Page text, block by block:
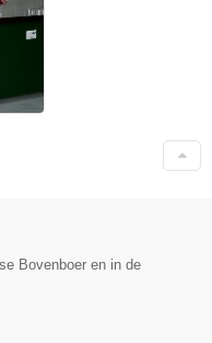
Bovenboer en in de